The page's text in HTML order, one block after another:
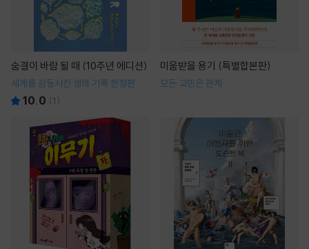
숨결이 바람 될 때 (10주년 에디션)
세계를 감동시킨 생의 기록 한정판
10.0 (1 )
미움받을 용기 (특별합본판)
모든 고민은 관계